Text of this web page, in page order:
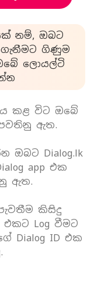
නම්, ඔබට
ගිණුම
ලොයල්ටි
කළ විට ඔබේ
ඇත.
ඔබට Dialog.lk
app එක
ඇත.
කිසිදු
එකට Log වීමට
Dialog ID එක